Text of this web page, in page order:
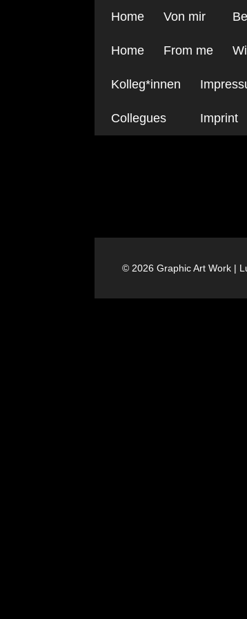
Home
Home
Von mir
From me
Kolleg*innen
Collegues Imprint
© 2026 Graphic Art Work |